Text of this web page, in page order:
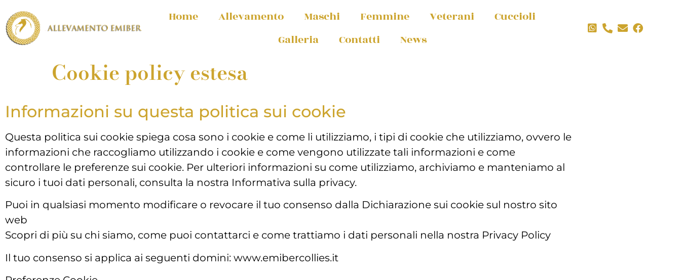
Home Allevamento Maschi Femmine Veterani
Cuccioli
Galleria
Contatti News
Cookie policy estesa
Informazioni su questa politica sui cookie
Questa politica sui cookie spiega cosa sono i cookie e come li utilizziamo, i tipi di cookie che utilizziamo, ovvero le
informazioni che raccogliamo utilizzando i cookie e come vengono utilizzate tali informazioni e come
controllare le preferenze sui cookie. Per ulteriori informazioni su come utilizziamo, archiviamo e manteniamo al
sicuro i tuoi dati personali, consulta la nostra Informativa sulla privacy.
Puoi in qualsiasi momento modificare o revocare il tuo consenso dalla Dichiarazione sui cookie sul nostro sito
web
Scopri di più su chi siamo, come puoi contattarci e come trattiamo i dati personali nella nostra Privacy Policy
Il tuo consenso si applica ai seguenti domini: www.emibercollies.it